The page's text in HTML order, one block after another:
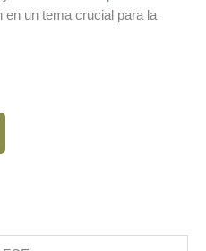
en un tema crucial para la